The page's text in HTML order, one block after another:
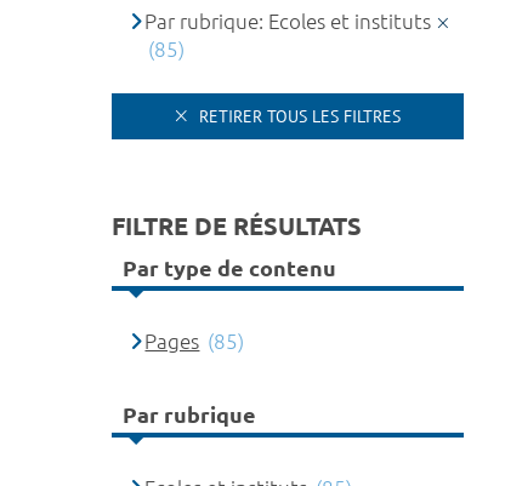
Par rubrique: Ecoles et instituts
(85)
RETIRER TOUS LES FILTRES
FILTRE DE RÉSULTATS
Par type de contenu
Pages (85)
Par rubrique